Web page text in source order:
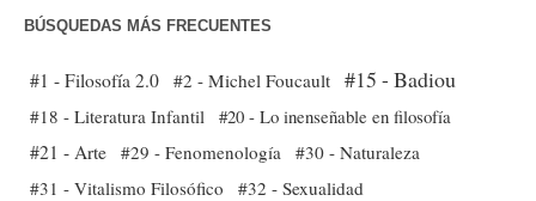
BÚSQUEDAS MÁS FRECUENTES
#1 - Filosofía 2.0 #2 - Michel Foucault #15 - Badiou
#18 - Literatura Infantil #20 - Lo inenseñable en filosofía
#21 - Arte #29 - Fenomenología
#30 - Naturaleza
#31 - Vitalismo Filosófico
#32 - Sexualidad